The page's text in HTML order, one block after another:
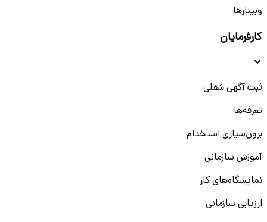
وبینار‌‌ها
کارفرمایان
ثبت آگهی شغلی
تعرفه‌ها
برون‌سپاری استخدام
آموزش سازمانی
نمایشگاه‌های کار
ارزیابی سازمانی